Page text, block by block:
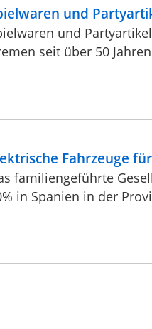
und
und
seit über 50
Fahrzeuge
familiengeführte
in Spanien in der